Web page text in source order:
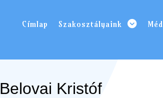
Címlap Szakosztályaink
Belovai Kristóf